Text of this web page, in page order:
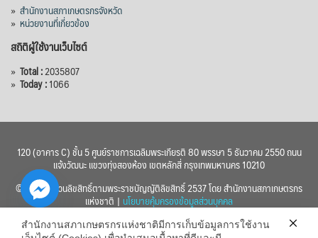
» สำนักงานสภาเกษตรกรจังหวัด
» หน่วยงานที่เกี่ยวข้อง
สถิติผู้ใช้งานเว็บไซต์
» Total :2035807
» Today :1066
120 (อาคาร C) ชั้น 5 ศูนย์ราชการเฉลิมพระเกียรติ 80 พรรษา 5 ธันวาคม 2550 ถนน
แจ้งวัฒนะ แขวงทุ่งสองห้อง เขตหลักสี่ กรุงเทพมหานคร 10210
© 2560 สงวนลิขสิทธิ์ตามพระราชบัญญัติลิขสิทธิ์ 2537 โดย สำนักงานสภาเกษตรกร
แห่งชาติ | นโยบายคุ้มครองข้อมูลส่วนบุคคล
สำนักงานสภาเกษตรกรแห่งชาติมีการเก็บข้อมูลการใช้งาน